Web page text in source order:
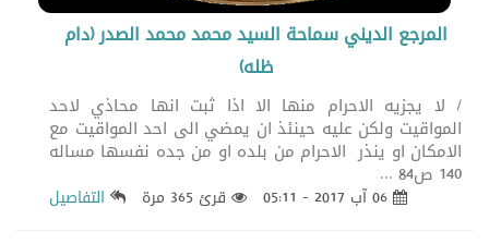
المرجع الديني سماحة السيد محمد محمد الصدر (دام
ظله)
/ لا يجزيه الاحرام منها الا اذا ثبت انها محاذي لاحد
المواقيت ولكن عليه حينئذ ان يمضي الى احد المواقيت مع
الامكان او ينذر الاحرام من بلده او من جده نفسها مساله
140 ص84 ...
قرئ 365 مرة التفاصيل